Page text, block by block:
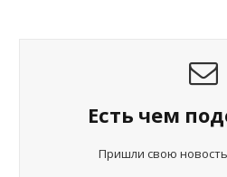
Есть чем
Пришли свою